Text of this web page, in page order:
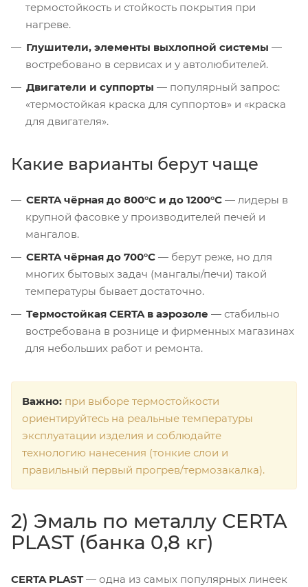
термостойкость и стойкость покрытия при
нагреве.
Глушители, элементы выхлопной системы —
востребовано в сервисах и у автолюбителей.
Двигатели и суппорты — популярный запрос:
«термостойкая краска для суппортов» и «краска
для двигателя».
Какие варианты берут чаще
CERTA чёрная до 800°C и до 1200°C — лидеры в
крупной фасовке у производителей печей и
мангалов.
CERTA чёрная до 700°C — берут реже, но для
многих бытовых задач (мангалы/печи) такой
температуры бывает достаточно.
Термостойкая CERTA в аэрозоле — стабильно
востребована в рознице и фирменных магазинах
для небольших работ и ремонта.
Важно: при выборе термостойкости
ориентируйтесь на реальные температуры
эксплуатации изделия и соблюдайте
технологию нанесения (тонкие слои и
правильный первый прогрев/термозакалка).
2) Эмаль по металлу CERTA
PLAST (банка 0,8 кг)
CERTA PLAST— одна из самых популярных линеек